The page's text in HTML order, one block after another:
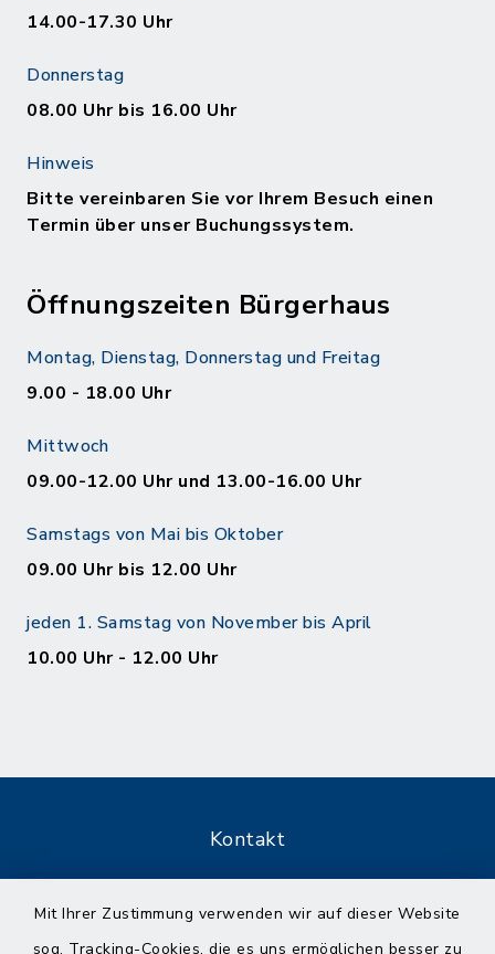
Mit Ihrer Zustimmung verwenden wir auf dieser Website
sog. Tracking-Cookies, die es uns ermöglichen besser zu
14.00-17.30 Uhr
Donnerstag
08.00 Uhr bis 16.00 Uhr
Hinweis
Bitte vereinbaren Sie vor Ihrem Besuch einen
Termin über unser Buchungssystem.
Öffnungszeiten Bürgerhaus
Montag, Dienstag, Donnerstag und Freitag
9.00 - 18.00 Uhr
Mittwoch
09.00-12.00 Uhr und 13.00-16.00 Uhr
Samstags von Mai bis Oktober
09.00 Uhr bis 12.00 Uhr
jeden 1. Samstag von November bis April
10.00 Uhr - 12.00 Uhr
Kontakt